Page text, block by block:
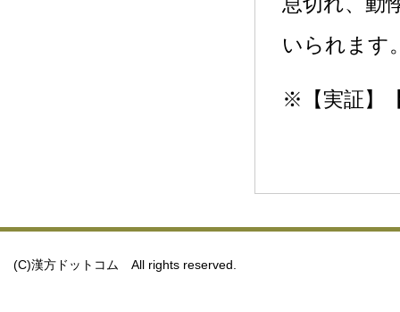
いられます
※【実証】
(C)漢方ドットコム All rights reserved.